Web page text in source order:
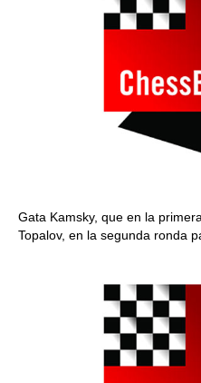
Gata Kamsky, que en la
Topalov, en la segunda ronda